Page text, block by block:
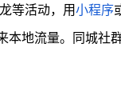
等活动，用小程序
本地流量。同城社